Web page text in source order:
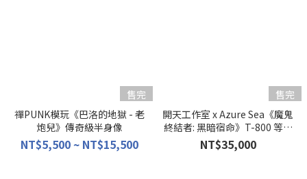
售完
禪PUNK模玩《巴洛的地獄 - 老
炮兒》傳奇級半身像
NT$5,500 ~ NT$15,500
售完
開天工作室 x Azure Sea《魔鬼
終結者: 黑暗宿命》T-800 等比
硅膠半身像
NT$35,000